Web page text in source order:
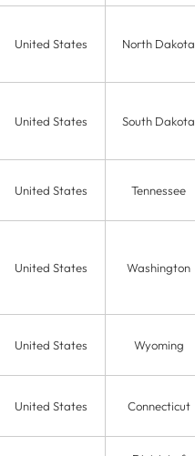
United States North Dakota
United States South Dakota
United States Tennessee
United States Washington
United States Wyoming
United States Connecticut